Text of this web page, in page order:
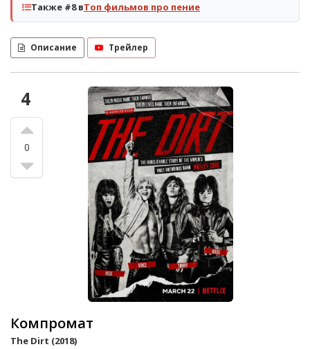
Также #8 вТоп фильмов про пение
Описание Трейлер
4
0
Компромат
The Dirt (2018)